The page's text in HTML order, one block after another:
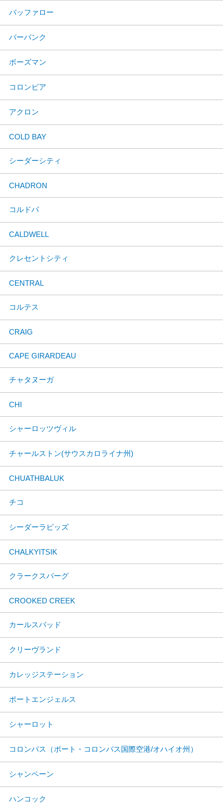
バッファロー
バーバンク
ボーズマン
コロンビア
アクロン
COLD BAY
シーダーシティ
CHADRON
コルドバ
CALDWELL
クレセントシティ
CENTRAL
コルテス
CRAIG
CAPE GIRARDEAU
チャタヌーガ
CHI
シャーロッツヴィル
チャールストン(サウスカロライナ州)
CHUATHBALUK
チコ
シーダーラピッズ
CHALKYITSIK
クラークスバーグ
CROOKED CREEK
カールスバッド
クリーヴランド
カレッジステーション
ポートエンジェルス
シャーロット
コロンバス（ポート・コロンバス国際空港/オハイオ州）
シャンペーン
ハンコック